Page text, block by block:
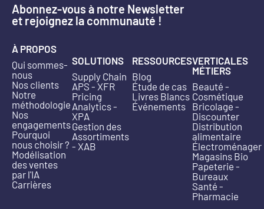
Abonnez-vous à notre Newsletter
et rejoignez la communauté !
À PROPOS
Qui sommes-
nous
Nos clients
Notre
méthodologie
Nos
engagements
Pourquoi
nous choisir ?
Modélisation
des ventes
par l'IA
Carrières
SOLUTIONS
Supply Chain
APS - XFR
Pricing
Analytics -
XPA
Gestion des
Assortiments
- XAB
RESSOURCES
Blog
Étude de cas
Livres Blancs
Événements
VERTICALES
MÉTIERS
Beauté -
Cosmétique
Bricolage -
Discounter
Distribution
alimentaire
Électroménager
Magasins Bio
Papeterie -
Bureaux
Santé -
Pharmacie